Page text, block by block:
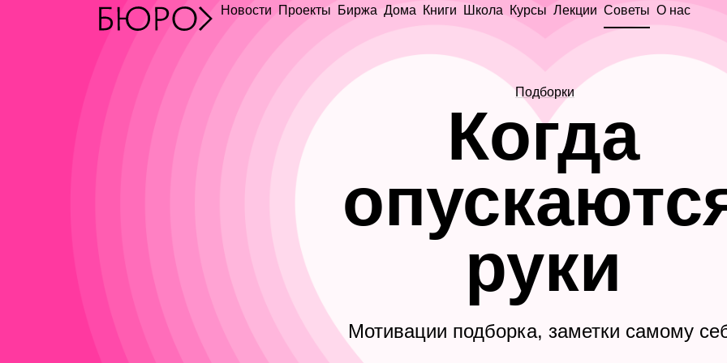
Новости Проекты Биржа Дома Книги Школа Курсы Лекции Советы О нас
Подборки
Когда
руки
Мотивации подборка, заметки самому